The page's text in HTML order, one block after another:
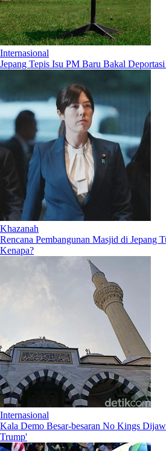
Internasional
Jepang Tepis Isu PM Baru Bakal
Khazanah
Rencana Pembangunan Masjid di Jepang
Kenapa?
Internasional
Kala Demo Besar-besaran No Kings
Trump'